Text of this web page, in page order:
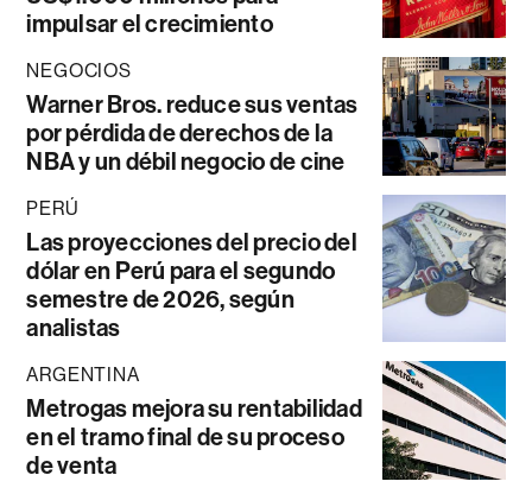
impulsar el crecimiento
NEGOCIOS
Warner Bros. reduce sus ventas
por pérdida de derechos de la
NBA y un débil negocio de cine
PERÚ
Las proyecciones del precio del
dólar en Perú para el segundo
semestre de 2026, según
analistas
ARGENTINA
Metrogas mejora su rentabilidad
en el tramo final de su proceso
de venta